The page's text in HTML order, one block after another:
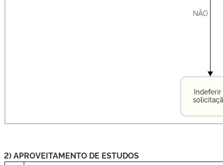
2) APROVEITAMENTO DE ESTUDOS